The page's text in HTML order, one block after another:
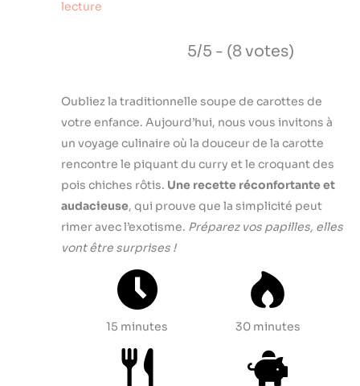
lecture
5/5 - (8 votes)
Oubliez la traditionnelle soupe de carottes de
votre enfance. Aujourd’hui, nous vous invitons à
un voyage culinaire où la douceur de la carotte
rencontre le piquant du curry et le croquant des
pois chiches rôtis. Une recette réconfortante et
audacieuse, qui prouve que la simplicité peut
rimer avec l’exotisme. Préparez vos papilles, elles
vont être surprises !
15 minutes 30 minutes